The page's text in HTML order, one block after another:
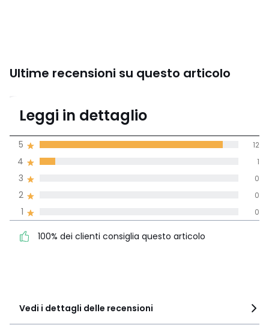
Ultime recensioni su questo articolo
4,9
di media tenendo
conto di tutti i
4 1
5
Vedi i dettagli delle recensioni
Leggi in dettaglio
1 0
2 0
3 0
4 1
5 12
100% dei clienti consiglia questo articolo